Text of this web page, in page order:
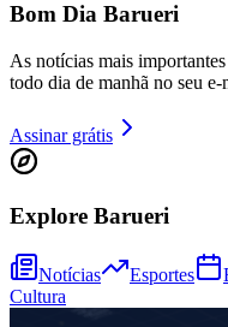
Vitória
Bom Dia Barueri
As notícias mais
todo dia de manhã no seu e-
Assinar grátis
Explore Barueri
Notícias Esportes
Cultura